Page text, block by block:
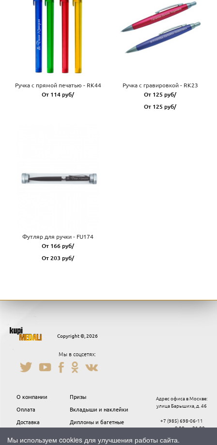
Ручка с прямой печатью - RK44
От 114 руб/
Ручка с гравировкой - RK23
От 125 руб/
От 125 руб/
Футляр для ручки - FU174
От 166 руб/
От 203 руб/
Copyright ©, 2026
Мы в соцсетях:
О компании
Оплата
Доставка
Призы
Вкладыши и наклейки
Дипломы и багетные
Адрес офиса в Москве:
улица Барышиха, д. 46
+7 (985) 698-06-11
пн-пт с 9.00 до 21.00
Мы используем cookies для улучшения работы сайта.